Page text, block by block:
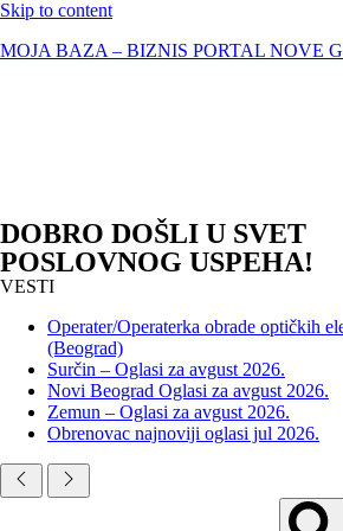
Skip to content
MOJA BAZA – BIZNIS PORTAL NOVE
DOBRO DOŠLI U SVET
POSLOVNOG USPEHA!
VESTI
Operater/Operaterka obrade optičkih
(Beograd)
Surčin – Oglasi za avgust 2026.
Novi Beograd Oglasi za avgust 2026.
Zemun – Oglasi za avgust 2026.
Obrenovac najnoviji oglasi jul 2026.